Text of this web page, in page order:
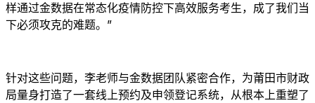
样通过金数据在常态化疫情防控下高效服务考生，成了我们当
下必须攻克的难题。”
针对这些问题，李老师与金数据团队紧密合作，为莆田市财政
局量身打造了一套线上预约及申领登记系统，从根本上重塑了